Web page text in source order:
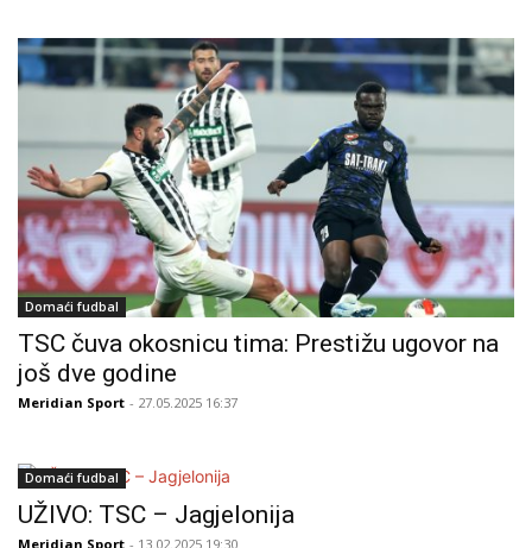
Domaći fudbal
TSC čuva okosnicu tima: Prestižu ugovor na
još dve godine
Meridian Sport - 27.05.2025 16:37
Domaći fudbal
UŽIVO: TSC – Jagjelonija
Meridian Sport - 13.02.2025 19:30